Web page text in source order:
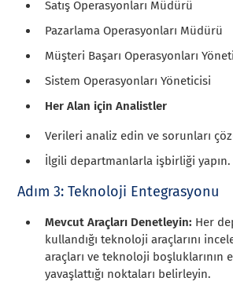
Satış Operasyonları Müdürü
Pazarlama Operasyonları Müdürü
Müşteri Başarı Operasyonları
Sistem Operasyonları Yöneticisi
Her Alan için Analistler
Verileri analiz edin ve sorunları
İlgili departmanlarla işbirliği yapın.
Adım 3: Teknoloji Entegrasyonu
Mevcut Araçları Denetleyin: Her
kullandığı teknoloji araçlarını
araçları ve teknoloji boşluklarının
yavaşlattığı noktaları belirleyin.